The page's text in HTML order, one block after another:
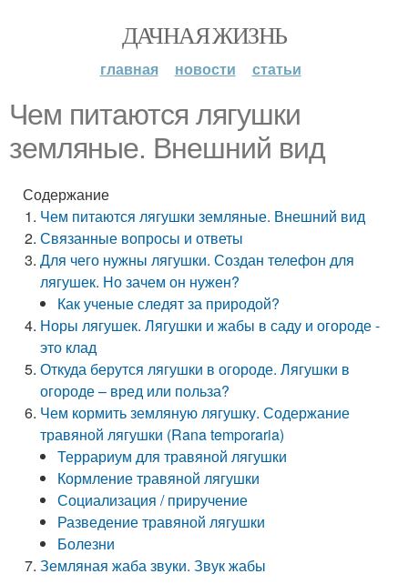
ДАЧНАЯ ЖИЗНЬ
главная новости статьи
Чем питаются лягушки
земляные. Внешний вид
Содержание
Чем питаются лягушки земляные. Внешний вид
Связанные вопросы и ответы
Для чего нужны лягушки. Создан телефон для
лягушек. Но зачем он нужен?
Как ученые следят за природой?
Норы лягушек. Лягушки и жабы в саду и огороде -
это клад
Откуда берутся лягушки в огороде. Лягушки в
огороде – вред или польза?
Чем кормить земляную лягушку. Содержание
травяной лягушки (Rana temporaria)
Террариум для травяной лягушки
Кормление травяной лягушки
Социализация / приручение
Разведение травяной лягушки
Болезни
Земляная жаба звуки. Звук жабы